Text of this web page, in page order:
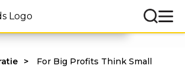
MIJN WINST
For Big Profits Think Small